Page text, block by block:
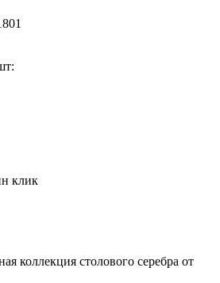
клик
коллекция столового серебра от